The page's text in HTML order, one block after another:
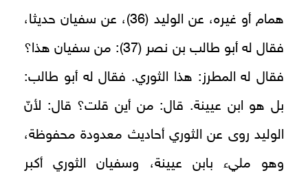
همام أو غيره، عن الوليد (36)، عن سفيان حديثا،
فقال له أبو طالب بن نصر (37): من سفيان هذا؟
فقال له المطرز: هذا الثوري. فقال له أبو طالب:
بل هو ابن عيينة. قال: من أين قلت؟ قال: لأنّ
الوليد روى عن الثوري أحاديث معدودة محفوظة،
وهو مليء بابن عيينة، وسفيان الثوري أكبر